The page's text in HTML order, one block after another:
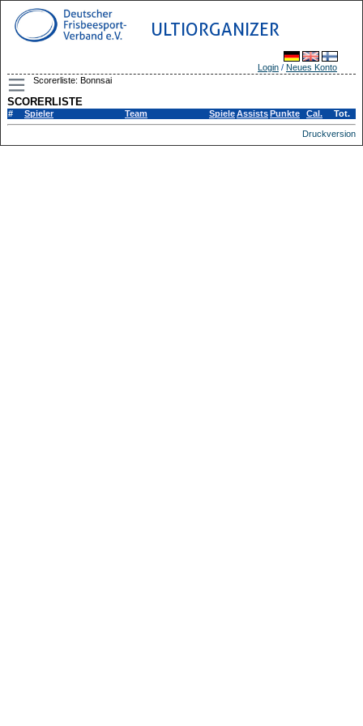
ULTIORGANIZER
Login / Neues Konto
Scorerliste: Bonnsai
SCORERLISTE
# Spieler Team SpieleAssists Punkte Cal. Tot.
Druckversion